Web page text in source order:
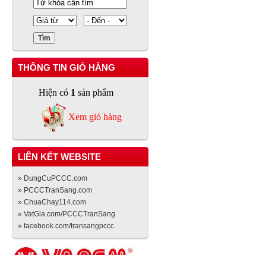
THÔNG TIN GIỎ HÀNG
Hiện có 1 sản phẩm
Xem giỏ hàng
LIÊN KẾT WEBSITE
» DungCuPCCC.com
» PCCCTranSang.com
» ChuaChay114.com
» VatGia.com/PCCCTranSang
» facebook.com/transangpccc